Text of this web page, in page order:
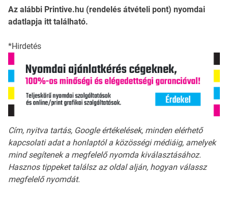
Az alábbi Printive.hu (rendelés átvételi pont) nyomdai
adatlapja itt található.
*Hirdetés
Cím, nyitva tartás, Google értékelések, minden elérhető
kapcsolati adat a honlaptól a közösségi médiáig, amelyek
mind segítenek a megfelelő nyomda kiválasztásához.
Hasznos tippeket találsz az oldal alján, hogyan válassz
megfelelő nyomdát.